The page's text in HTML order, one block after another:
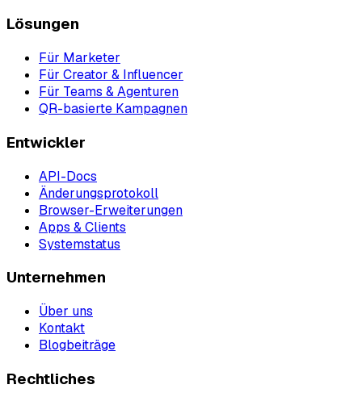
Lösungen
Für Marketer
Für Creator & Influencer
Für Teams & Agenturen
QR-basierte Kampagnen
Entwickler
API-Docs
Änderungsprotokoll
Browser-Erweiterungen
Apps & Clients
Systemstatus
Unternehmen
Über uns
Kontakt
Blogbeiträge
Rechtliches